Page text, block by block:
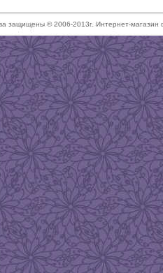
защищены © 2006-2013г. Интернет-магазин